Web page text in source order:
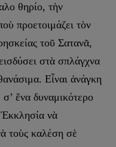
θηρίο, τὴν
προετοιμάζει τὸν
τοῦ Σατανᾶ,
στὰ σπλάγχνα
Εἶναι ἀνάγκη
ἕνα δυναμικότερο
Ἐκκλησία νὰ
τοὺς καλέση σὲ